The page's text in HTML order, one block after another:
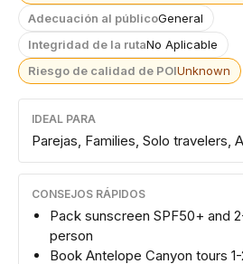
Adecuación al públicoGeneral
Integridad de la rutaNo Aplicable
Riesgo de calidad de POIUnknown
IDEAL PARA
Parejas, Families, Solo travelers,
CONSEJOS RÁPIDOS
Pack sunscreen SPF50+ and
person
Book Antelope Canyon tours